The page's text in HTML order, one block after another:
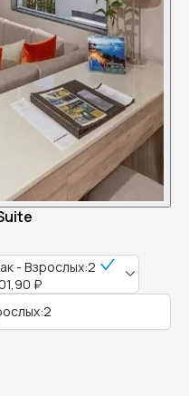
- Взрослых:2
₽